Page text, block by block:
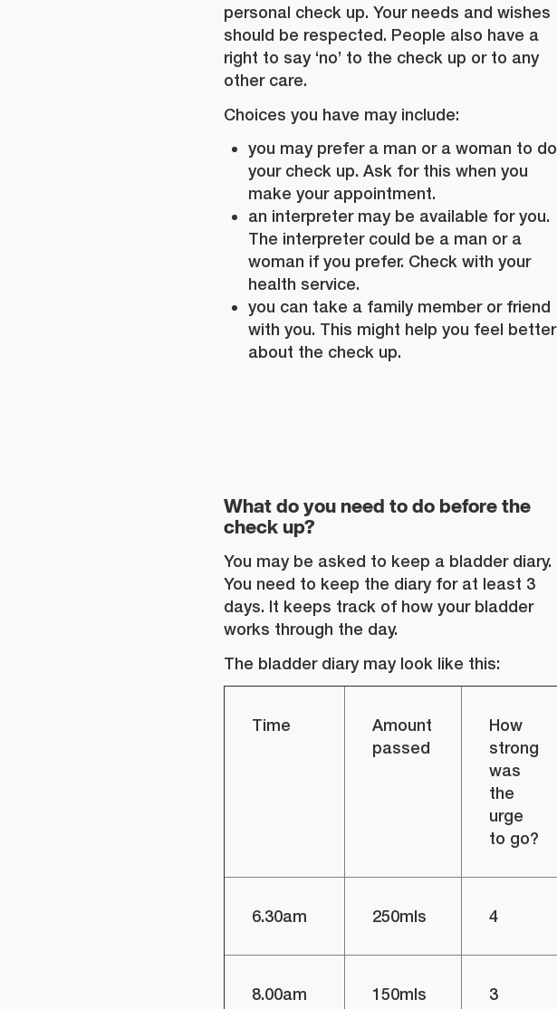
personal check up. Your needs and wishes
should be respected. People also have a
right to say ‘no’ to the check up or to any
other care.
Choices you have may include:
you may prefer a man or a woman to do
your check up. Ask for this when you
make your appointment.
an interpreter may be available for you.
The interpreter could be a man or a
woman if you prefer. Check with your
health service.
you can take a family member or friend
with you. This might help you feel better
about the check up.
What do you need to do before the
check up?
You may be asked to keep a bladder diary.
You need to keep the diary for at least 3
days. It keeps track of how your bladder
works through the day.
The bladder diary may look like this:
Time
Amount
passed
How
strong
was
the
urge
to go?
6.30am 250mls 4
8.00am 150mls 3